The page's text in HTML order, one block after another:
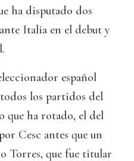
ha disputado dos
Italia en el debut y
español
los partidos del
que ha rotado, el del
Cesc antes que un
Torres, que fue titular